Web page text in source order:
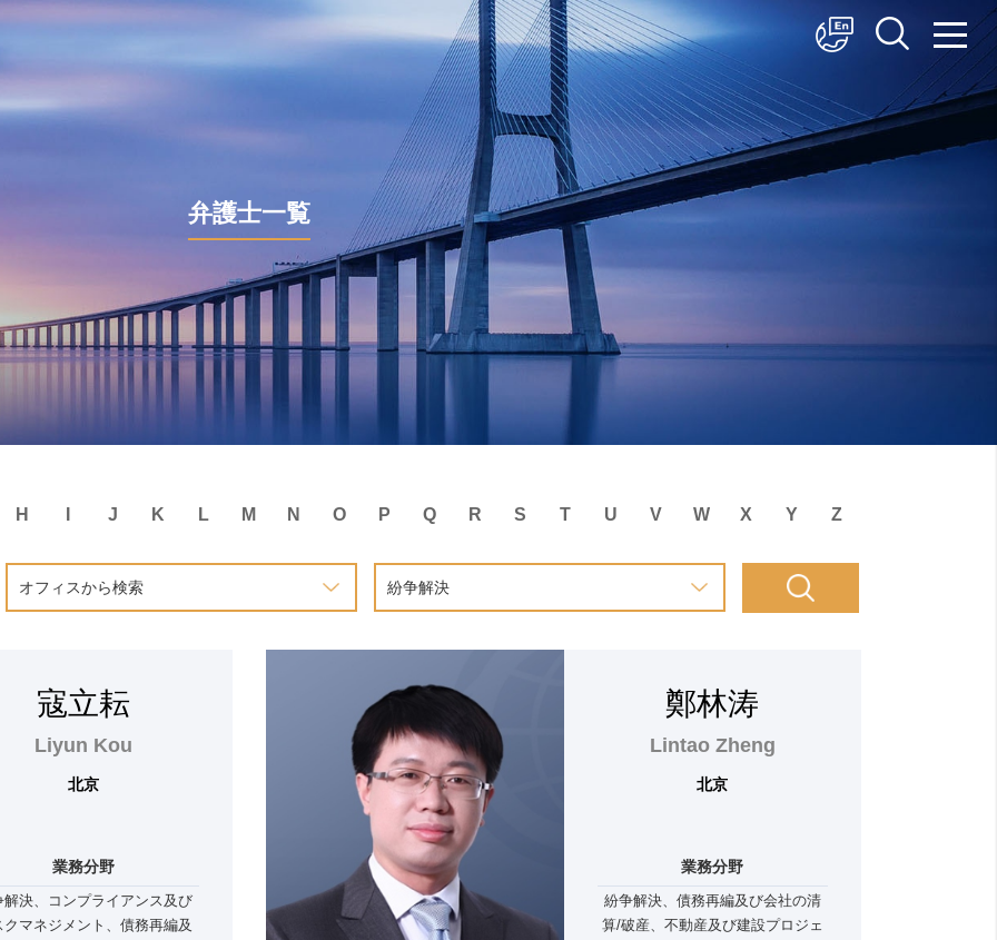
English
日本語
弁護士一覧
H J K L M N O P Q R S T U V W X Y Z
オフィスから検索 紛争解決
寇立耘
Liyun Kou
北京
業務分野
解決、コンプライアンス及び
クマネジメント、債務再編及
鄭林涛
Lintao Zheng
北京
業務分野
紛争解決、債務再編及び会社の清
算/破産、不動産及び建設プロジェ